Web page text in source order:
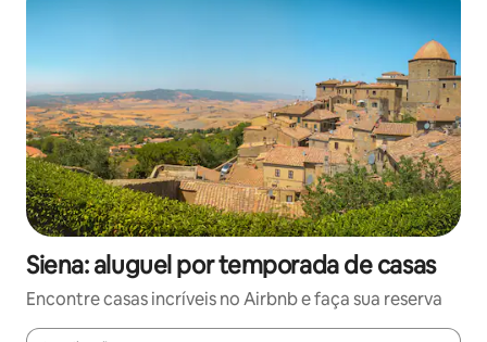
Siena: aluguel por temporada de casas
Encontre casas incríveis no Airbnb e faça sua reserva